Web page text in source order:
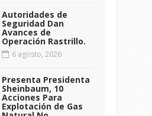
Autoridades de
Seguridad Dan
Avances de
Operación Rastrillo.
6 agosto, 2026
Presenta Presidenta
Sheinbaum, 10
Acciones Para
Explotación de Gas